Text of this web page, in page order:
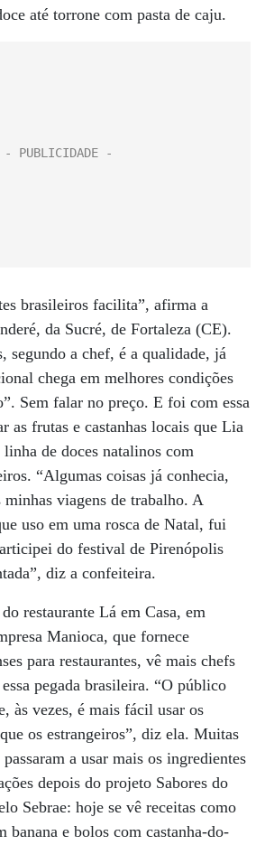
até torrone com pasta de caju.
brasileiros facilita”, afirma a
da Sucré, de Fortaleza (CE).
segundo a chef, é a qualidade, já
chega em melhores condições
Sem falar no preço. E foi com essa
as frutas e castanhas locais que Lia
linha de doces natalinos com
“Algumas coisas já conhecia,
minhas viagens de trabalho. A
uso em uma rosca de Natal, fui
do festival de Pirenópolis
diz a confeiteira.
restaurante Lá em Casa, em
Manioca, que fornece
para restaurantes, vê mais chefs
pegada brasileira. “O público
às vezes, é mais fácil usar os
os estrangeiros”, diz ela. Muitas
a usar mais os ingredientes
depois do projeto Sabores do
Sebrae: hoje se vê receitas como
banana e bolos com castanha-do-